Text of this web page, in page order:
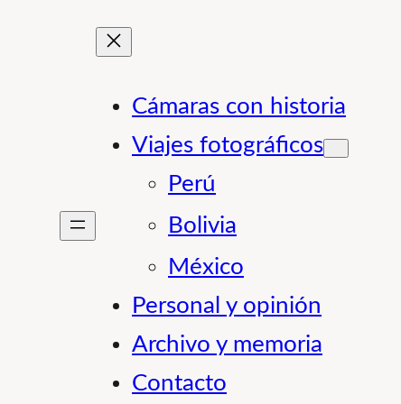
Cámaras con historia
Viajes fotográficos
Perú
Bolivia
México
Personal y opinión
Archivo y memoria
Contacto